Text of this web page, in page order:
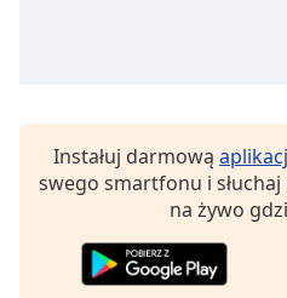
Instałuj darmową
swego smartfonu i
na żywo